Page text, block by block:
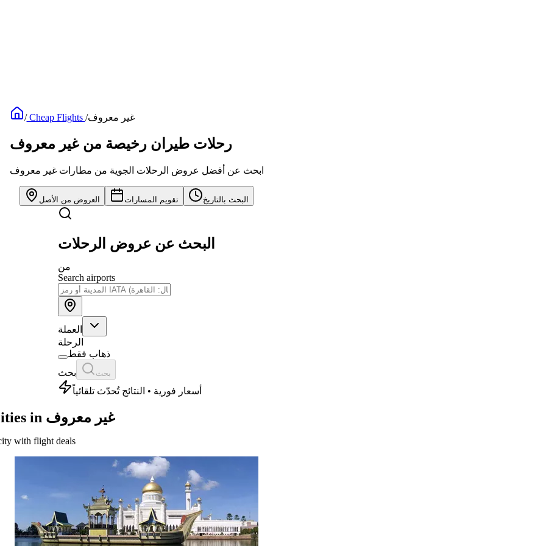
/Cheap Flights /غير معروف
رحلات طيران رخيصة من غير معروف
ابحث عن أفضل عروض الرحلات الجوية من مطارات غير معروف
العروض من الأصل تقويم المسارات البحث بالتاريخ
البحث عن عروض الرحلات
من
Search airports
العملة
الرحلة
ذهاب فقط
بحث
بحث
أسعار فورية • النتائج تُحدّث تلقائياً
Cities in غير معروف
with flight deals